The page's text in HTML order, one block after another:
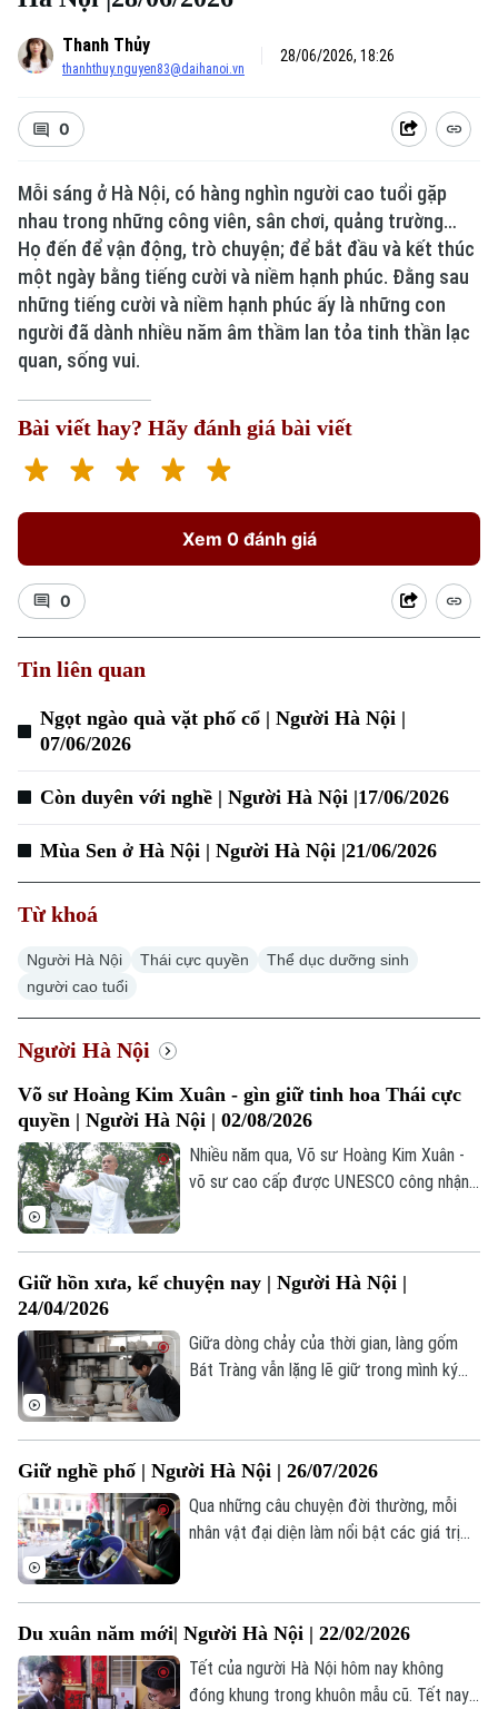
Xu hướng
Thanh Thủy
thanhthuy.nguyen83@daihanoi.vn
28/06/2026, 18:26
0
Mỗi sáng ở Hà Nội, có hàng nghìn người cao tuổi gặp
nhau trong những công viên, sân chơi, quảng trường…
Họ đến để vận động, trò chuyện; để bắt đầu và kết thúc
một ngày bằng tiếng cười và niềm hạnh phúc. Đằng sau
những tiếng cười và niềm hạnh phúc ấy là những con
người đã dành nhiều năm âm thầm lan tỏa tinh thần lạc
quan, sống vui.
Bài viết hay? Hãy đánh giá bài viết
Xem 0 đánh giá
0
Tin liên quan
Ngọt ngào quà vặt phố cổ | Người Hà Nội |
07/06/2026
Còn duyên với nghề | Người Hà Nội |17/06/2026
Mùa Sen ở Hà Nội | Người Hà Nội |21/06/2026
Từ khoá
Người Hà Nội Thái cực quyền
Thể dục dưỡng sinh
người cao tuổi
Người Hà Nội
Võ sư Hoàng Kim Xuân - gìn giữ tinh hoa Thái cực
quyền | Người Hà Nội | 02/08/2026
Nhiều năm qua, Võ sư Hoàng Kim Xuân -
võ sư cao cấp được UNESCO công nhận
không chỉ luyện thân mà còn rèn tâm, nuôi
hòa hợp với thiên nhiên.
Giữ hồn xưa, kể chuyện nay | Người Hà Nội |
24/04/2026
Giữa dòng chảy của thời gian, làng gốm
Bát Tràng vẫn lặng lẽ giữ trong mình ký
Giữ nghề phố | Người Hà Nội | 26/07/2026
Qua những câu chuyện đời thường, mỗi
nhân vật đại diện làm nổi bật các giá trị
Du xuân năm mới| Người Hà Nội | 22/02/2026
Tết của người Hà Nội hôm nay không
đóng khung trong khuôn mẫu cũ. Tết nay